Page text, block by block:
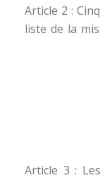
Article 2 :
liste de la
Article 3 :